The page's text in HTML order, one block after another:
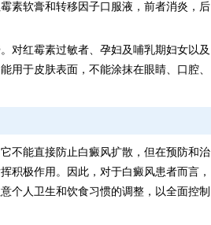
素软膏和转移因子口服液，前者消炎，后
对红霉素过敏者、孕妇及哺乳期妇女以及
用于皮肤表面，不能涂抹在眼睛、口腔、
不能直接防止白癜风扩散，但在预防和治
积极作用。因此，对于白癜风患者而言，
个人卫生和饮食习惯的调整，以全面控制